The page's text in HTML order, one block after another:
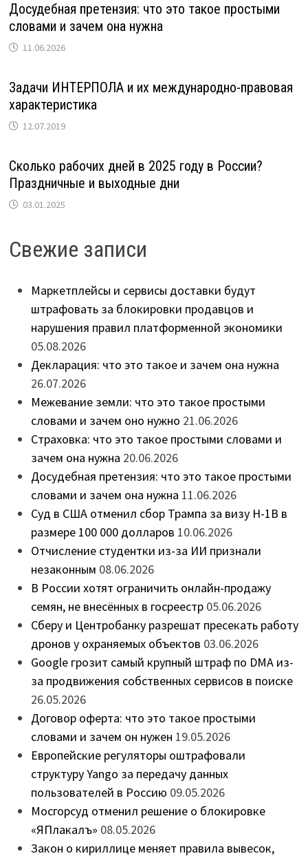
Досудебная претензия: что это такое простыми
словами и зачем она нужна
11.06.2026
Задачи ИНТЕРПОЛА и их международно-правовая
характеристика
12.07.2019
Сколько рабочих дней в 2025 году в России?
Праздничные и выходные дни
03.01.2025
Свежие записи
Маркетплейсы и сервисы доставки будут
штрафовать за блокировки продавцов и
нарушения правил платформенной экономики
05.08.2026
Декларация: что это такое и зачем она нужна
26.07.2026
Межевание земли: что это такое простыми
словами и зачем оно нужно 21.06.2026
Страховка: что это такое простыми словами и
зачем она нужна 20.06.2026
Досудебная претензия: что это такое простыми
словами и зачем она нужна 11.06.2026
Суд в США отменил сбор Трампа за визу H-1B в
размере 100 000 долларов 10.06.2026
Отчисление студентки из-за ИИ признали
незаконным 08.06.2026
В России хотят ограничить онлайн-продажу
семян, не внесённых в госреестр 05.06.2026
Сберу и Центробанку разрешат пресекать работу
дронов у охраняемых объектов 03.06.2026
Google грозит самый крупный штраф по DMA из-
за продвижения собственных сервисов в поиске
26.05.2026
Договор оферта: что это такое простыми
словами и зачем он нужен 19.05.2026
Европейские регуляторы оштрафовали
структуру Yango за передачу данных
пользователей в Россию 09.05.2026
Мосгорсуд отменил решение о блокировке
«ЯПлакалъ» 08.05.2026
Закон о кириллице меняет правила вывесок,